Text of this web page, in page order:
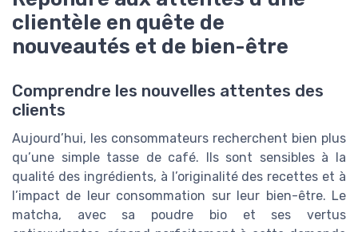
clientèle en quête de
nouveautés et de bien-être
Comprendre les nouvelles attentes des
clients
Aujourd’hui, les consommateurs recherchent bien plus
qu’une simple tasse de café. Ils sont sensibles à la
qualité des ingrédients, à l’originalité des recettes et à
l’impact de leur consommation sur leur bien-être. Le
matcha, avec sa poudre bio et ses vertus